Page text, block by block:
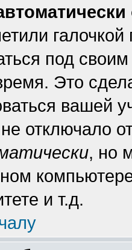
галочкой
под
Это
вашей
не отключало
, но
и т.д.